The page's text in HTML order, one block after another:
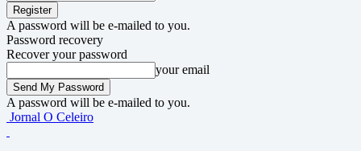
A password will be e-mailed to you.
Password recovery
Recover your password
your email
A password will be e-mailed to you.
Jornal O Celeiro